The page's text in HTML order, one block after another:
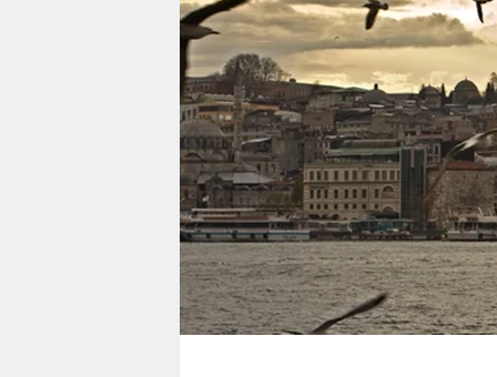
verlag
verlag
veranstaltungen
shop
fragen & hilfe
unterstützen
abo
genossenschaft